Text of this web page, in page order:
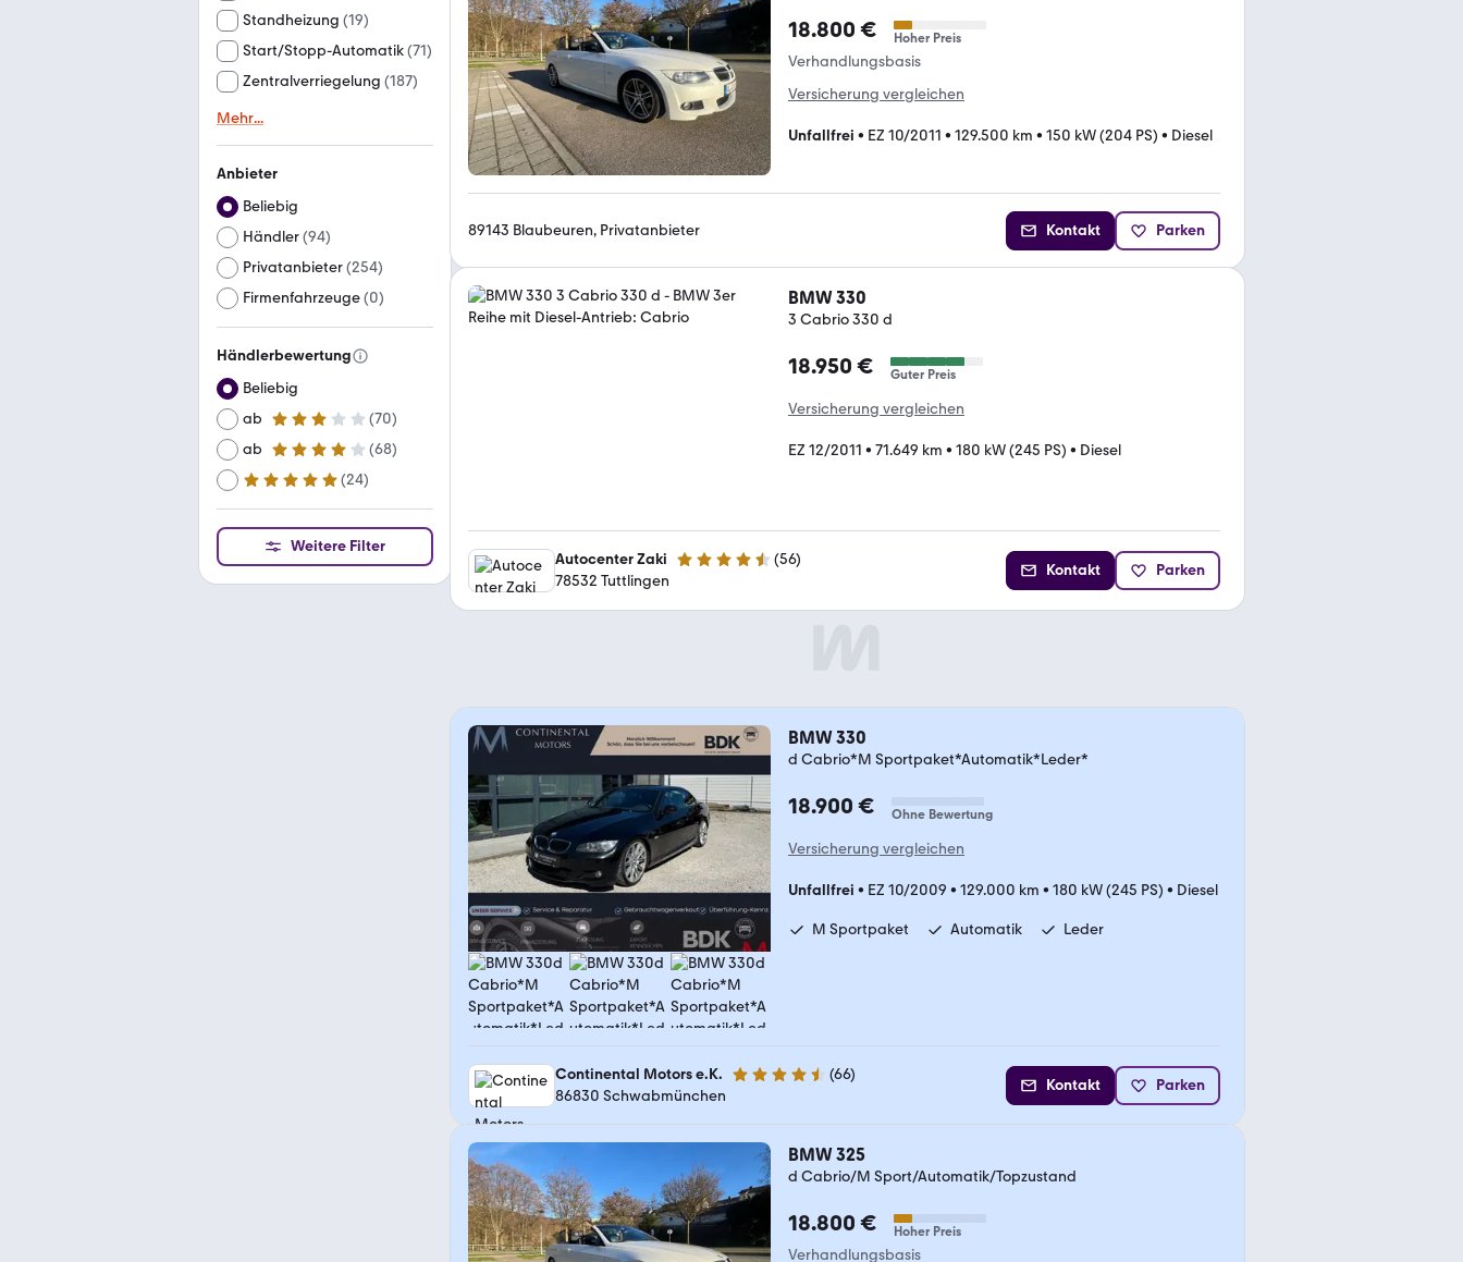
Standheizung (19)
Start/Stopp-Automatik(71)
Zentralverriegelung (187)
Mehr...
Anbieter
Beliebig
Händler(94)
Privatanbieter(254)
Firmenfahrzeuge(0)
Händlerbewertung
Beliebig
ab
3 Sterne (70)
ab
4 Sterne (68)
ab
5 Sterne (24)
Weitere Filter
18.800 € Hoher Preis
Verhandlungsbasis
Versicherung vergleichen
Unfallfrei • EZ 10/2011 • 129.500 km • 150 kW (204 PS) • Diesel
89143 Blaubeuren, Privatanbieter Kontakt Parken
BMW 330
3 Cabrio 330 d
18.950 € Guter Preis
Versicherung vergleichen
EZ 12/2011 • 71.649 km • 180 kW (245 PS) • Diesel
Autocenter Zaki 4.7 Sterne (56)
78532 Tuttlingen
Kontakt Parken
BMW 330
d Cabrio*M Sportpaket*Automatik*Leder*
18.900 € Ohne Bewertung
Versicherung vergleichen
Unfallfrei • EZ 10/2009 • 129.000 km • 180 kW (245 PS) • Diesel
M Sportpaket Automatik Leder
Continental Motors e.K. 4.5 Sterne (66)
86830 Schwabmünchen
Kontakt Parken
BMW 325
d Cabrio/M Sport/Automatik/Topzustand
18.800 € Hoher Preis
Verhandlungsbasis